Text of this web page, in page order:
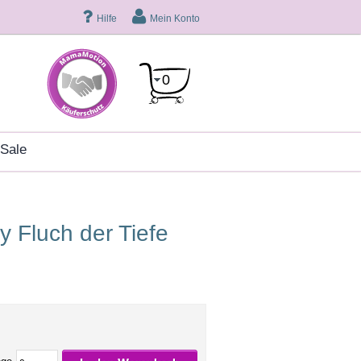
Hilfe Mein Konto
0
sale
Fluch der Tiefe